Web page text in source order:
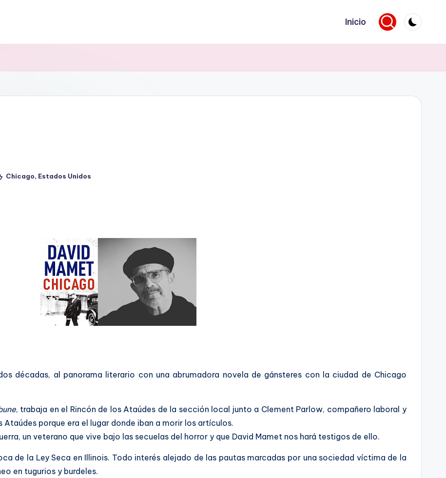
Inicio
Chicago, Estados Unidos
décadas, al panorama literario con una abrumadora novela de gánsteres con la ciudad de Chicago
, trabaja en el Rincón de los Ataúdes de la sección local junto a Clement Parlow, compañero laboral y
Ataúdes porque era el lugar donde iban a morir los artículos.
un veterano que vive bajo las secuelas del horror y que David Mamet nos hará testigos de ello.
de la Ley Seca en Illinois. Todo interés alejado de las pautas marcadas por una sociedad víctima de la
en tugurios y burdeles.